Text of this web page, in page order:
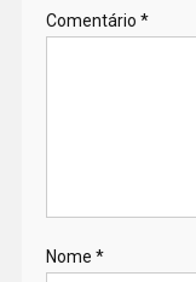
Comentário *
Nome *